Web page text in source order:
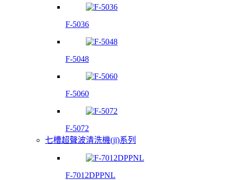
F-5036
F-5048
F-5060
F-5072
七槽超聲波清洗機(jī)系列
F-7012DPPNL